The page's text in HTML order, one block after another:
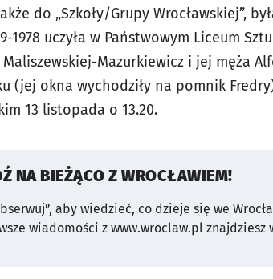
do „Szkoły/Grupy Wrocławskiej”,
1978 uczyła w Państwowym Liceum
Maliszewskiej-Mazurkiewicz i jej męża
(jej okna wychodziły na pomnik
13 listopada o 13.20.
NA BIEŻĄCO Z WROCŁAWIEM!
aby wiedzieć, co dzieje się we
wiadomości z www.wroclaw.pl znajdziesz